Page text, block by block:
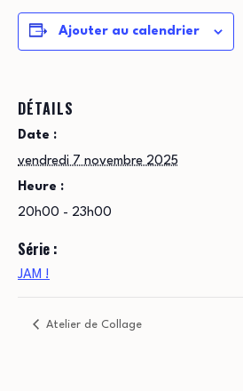
Ajouter au calendrier
DÉTAILS
Date :
vendredi 7 novembre 2025
Heure :
20h00 - 23h00
Série :
JAM !
Atelier de Collage